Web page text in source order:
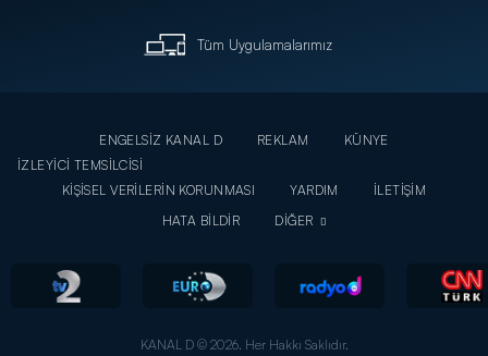
Tüm Uygulamalarımız
ENGELSİZ KANAL D REKLAM
KÜNYE
İZLEYİCİ TEMSİLCİSİ
KİŞİSEL VERİLERİN KORUNMASI
YARDIM
İLETİŞİM
HATA BİLDİR
DİĞER
KANAL D © 2026. Her Hakkı Saklıdır.